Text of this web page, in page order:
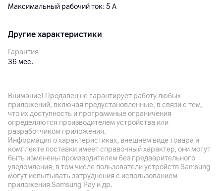
Максимальный рабочий ток: 5 А
Другие характеристики
Гарантия
36 мес.
95, оф. 1А
Производитель
LANFEI Co. Ltd., Китай , Guangzhou , 2/F, №58. Industrial Road,
Xiyi Village, Luopu Street, Dashi Town
Комплект поставки
кабель, комплектная документация
Страна производитель
Внимание! Продавец не гарантирует работу любых
приложений, включая предустановленные, в связи с тем,
что их доступность и программные ограничения
определяются производителем устройства или
разработчиком приложения.
Информация о характеристиках, внешнем виде товара и
комплекте поставки имеет справочный характер, они могут
быть изменены производителем без предварительного
уведомления, в том числе пользователи устройств Samsung
могут испытывать затруднения с использованием
приложения Samsung Pay и др.